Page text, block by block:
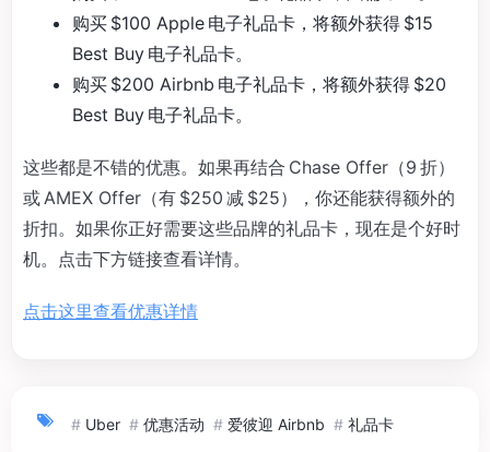
购买 $100 Apple 电子礼品卡，将额外获得 $15
Best Buy 电子礼品卡。
购买 $200 Airbnb 电子礼品卡，将额外获得 $20
Best Buy 电子礼品卡。
这些都是不错的优惠。如果再结合 Chase Offer（9 折）
或 AMEX Offer（有 $250 减 $25），你还能获得额外的
折扣。如果你正好需要这些品牌的礼品卡，现在是个好时
机。点击下方链接查看详情。
点击这里查看优惠详情
# Uber # 优惠活动 # 爱彼迎 Airbnb # 礼品卡